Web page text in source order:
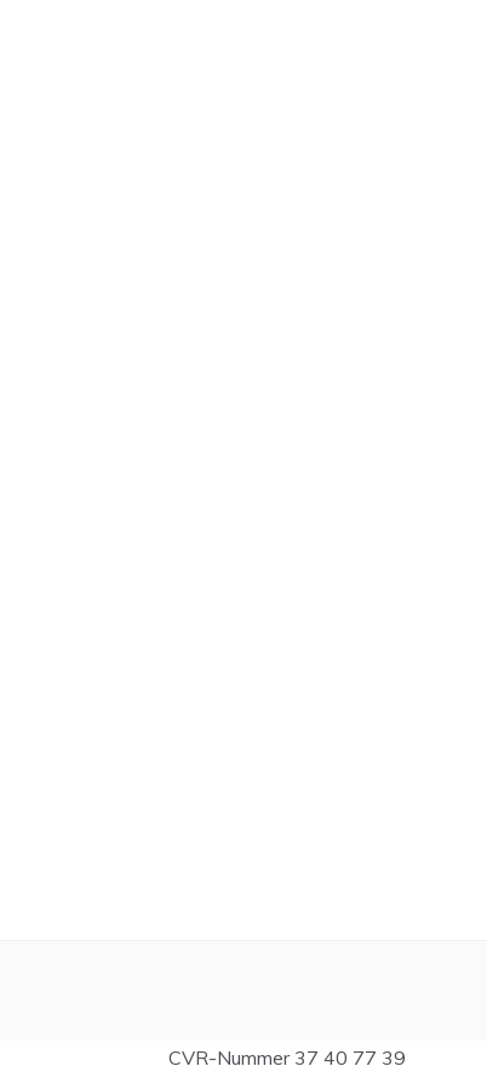
CVR-Nummer 37 40 77 39